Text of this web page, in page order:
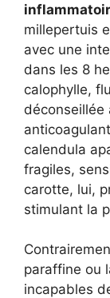
millepertuis
avec une
dans les 8
calophylle,
déconseillée
calendula
fragiles,
carotte, lui,
stimulant la
paraffine ou
incapables